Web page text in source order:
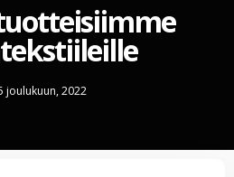
joulukuun, 2022